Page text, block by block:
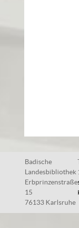
Badische
Landesbibliothek
Erbprinzenstraße
15
76133 Karlsruhe